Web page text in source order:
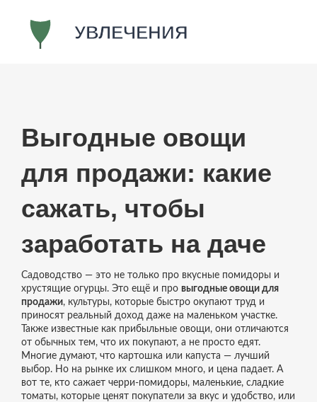
Выгодные овощи
для продажи: какие
сажать, чтобы
заработать на даче
Садоводство — это не только про вкусные помидоры и
хрустящие огурцы. Это ещё и про выгодные овощи для
продажи, культуры, которые быстро окупают труд и
приносят реальный доход даже на маленьком участке.
Также известные как прибыльные овощи, они отличаются
от обычных тем, что их покупают, а не просто едят.
Многие думают, что картошка или капуста — лучший
выбор. Но на рынке их слишком много, и цена падает. А
вот те, кто сажает черри-помидоры, маленькие, сладкие
томаты, которые ценят покупатели за вкус и удобство, или